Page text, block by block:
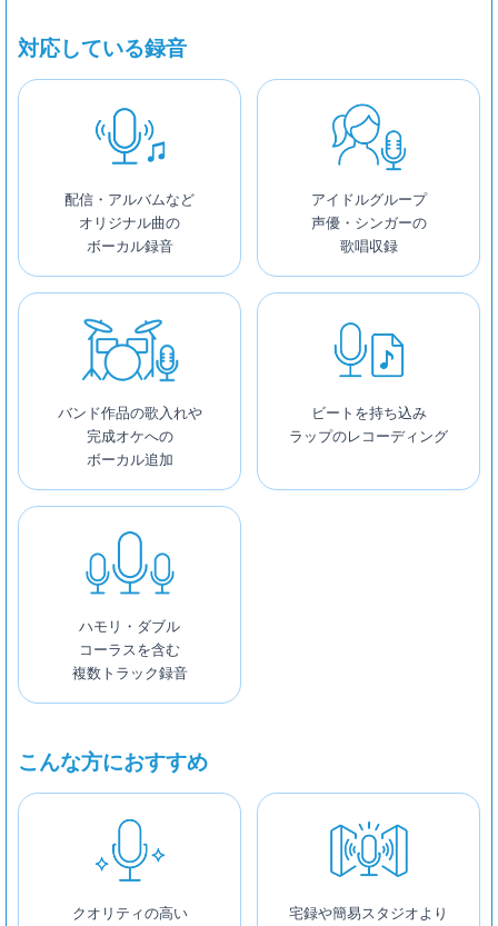
対応している録音
配信・アルバムなど
オリジナル曲の
ボーカル録音
アイドルグループ
声優・シンガーの
歌唱収録
バンド作品の歌入れや
完成オケへの
ボーカル追加
ビートを持ち込み
ラップのレコーディング
ハモリ・ダブル
コーラスを含む
複数トラック録音
こんな方におすすめ
クオリティの高い 宅録や簡易スタジオより